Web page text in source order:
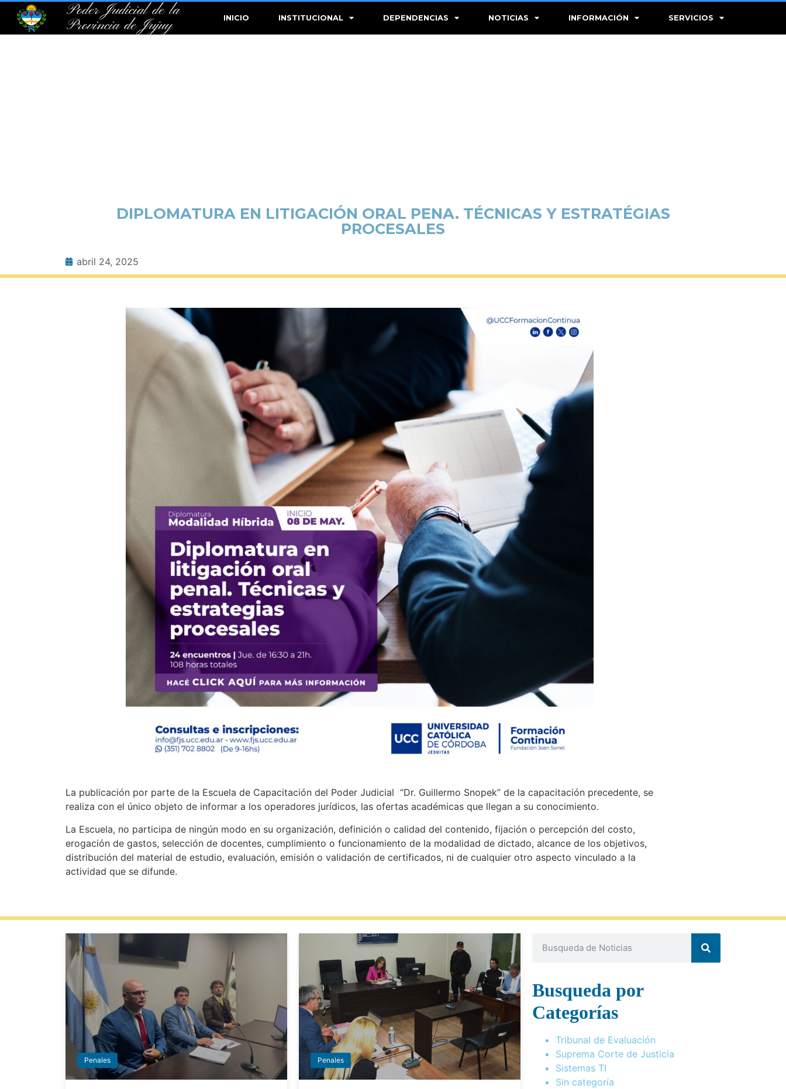
Poder Judicial de la
Provincia de Jujuy
INICIO INSTITUCIONAL DEPENDENCIAS NOTICIAS INFORMACIÓN SERVICIOS
DIPLOMATURA EN LITIGACIÓN ORAL PENA. TÉCNICAS Y ESTRATÉGIAS
PROCESALES
abril 24, 2025
La publicación por parte de la Escuela de Capacitación del Poder Judicial “Dr. Guillermo Snopek” de la capacitación precedente, se
realiza con el único objeto de informar a los operadores jurídicos, las ofertas académicas que llegan a su conocimiento.
La Escuela, no participa de ningún modo en su organización, definición o calidad del contenido, fijación o percepción del costo,
erogación de gastos, selección de docentes, cumplimiento o funcionamiento de la modalidad de dictado, alcance de los objetivos,
distribución del material de estudio, evaluación, emisión o validación de certificados, ni de cualquier otro aspecto vinculado a la
actividad que se difunde.
Penales Penales
Busqueda por
Categorías
Tribunal de Evaluación
Suprema Corte de Justicia
Sistemas TI
Sin categoría